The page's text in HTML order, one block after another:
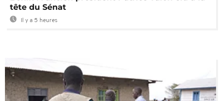
tête du Sénat
Il y a 5 heures